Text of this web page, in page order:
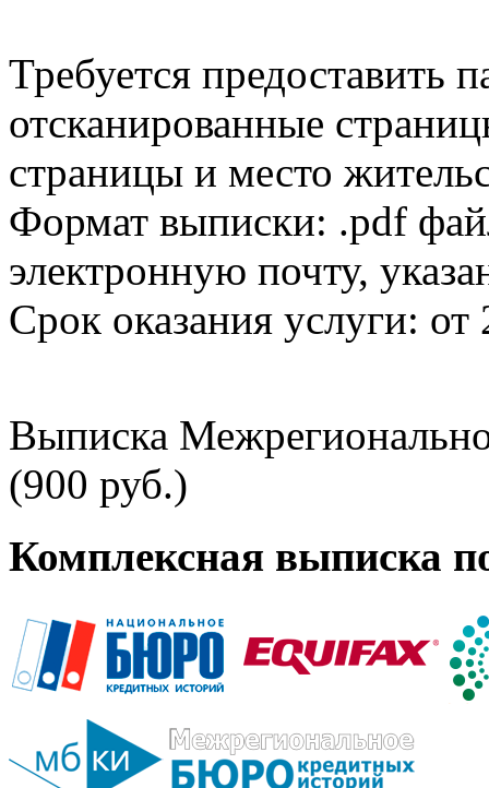
Требуется предоставить
отсканированные
страницы и место
Формат выписки: .pdf
электронную почту,
Срок оказания услуги: от
Выписка
(900 руб.)
Комплексная выписка